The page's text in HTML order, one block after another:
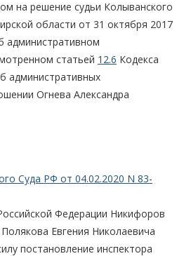
на решение судьи Колыванского
области от 31 октября 2017
административном
статьей 12.6 Кодекса
административных
Огнева Александра
Суда РФ от 04.02.2020 N 83-
Федерации Никифоров
Евгения Николаевича
постановление инспектора